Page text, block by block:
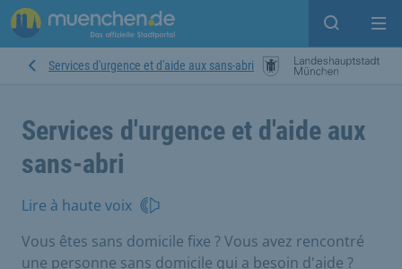
Open
Services d'urgence et d'aide aux sans-abri
Services d'urgence et d'aide aux
sans-abri
Lire à haute voix
Vous êtes sans domicile fixe ? Vous avez rencontré
une personne sans domicile qui a besoin d'aide ?